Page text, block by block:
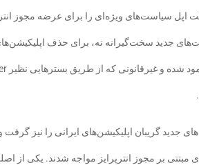
اپل سیاست‌های ویژه‌ای را برای عرضه مجوز
جدید سخت‌گیرانه نه، برای حذف اپلیکیشن‌های
جدید گریبان اپلیکیشن‌های ایرانی را نیز گرفت
مبتنی بر مجوز انترپرایز مواجه شدند. یکی از